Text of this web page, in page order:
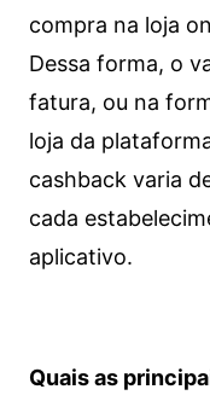
compra na loja
Dessa forma, o
fatura, ou na
loja da
cashback varia
cada
aplicativo.
Quais as